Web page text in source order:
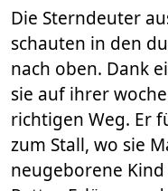
Die Sterndeuter
schauten in den
nach oben. Dank
sie auf ihrer
richtigen Weg. Er
zum Stall, wo sie
neugeborene